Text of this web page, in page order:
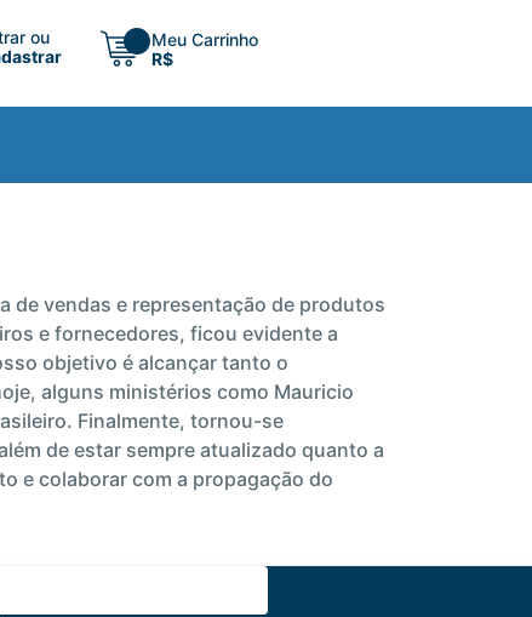
ou
Meu Carrinho
R$
de vendas e representação de produtos
e fornecedores, ficou evidente a
objetivo é alcançar tanto o
alguns ministérios como Mauricio
Finalmente, tornou-se
de estar sempre atualizado quanto a
e colaborar com a propagação do